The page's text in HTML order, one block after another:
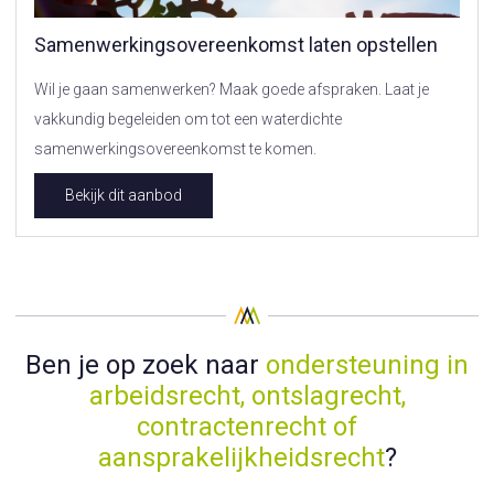
Samenwerkingsovereenkomst laten opstellen
Wil je gaan samenwerken? Maak goede afspraken. Laat je
vakkundig begeleiden om tot een waterdichte
samenwerkingsovereenkomst te komen.
Bekijk dit aanbod
Ben je op zoek naar ondersteuning in
arbeidsrecht, ontslagrecht,
contractenrecht of
aansprakelijkheidsrecht?